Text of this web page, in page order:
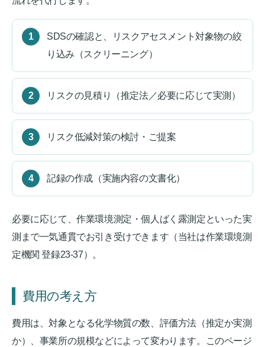
SDSの確認と、リスクアセスメント対象物の絞
り込み（スクリーニング）
リスクの見積り（推定法／必要に応じて実測）
リスク低減対策の検討・ご提案
記録の作成（実施内容の文書化）
必要に応じて、作業環境測定・個人ばく露測定といった実
測まで一気通貫でお引き受けできます（当社は作業環境測
定機関 登録23-37）。
費用の考え方
費用は、対象となる化学物質の数、評価方法（推定か実測
か）、事業所の規模などによって変わります。このページ